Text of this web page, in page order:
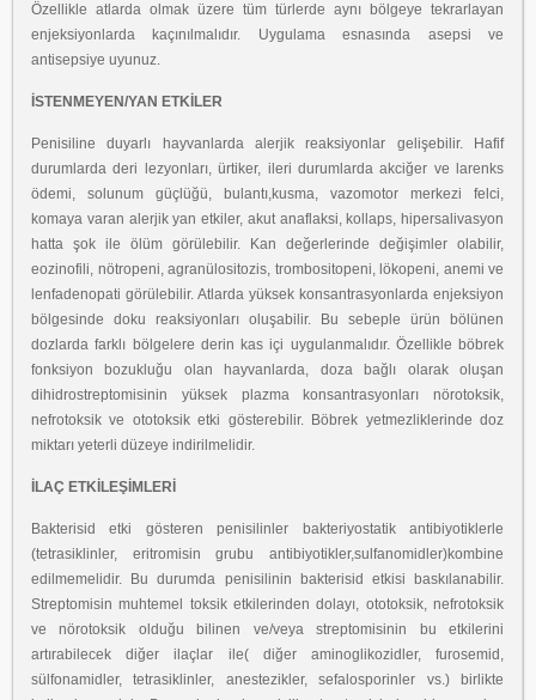
Özellikle atlarda olmak üzere tüm türlerde aynı bölgeye tekrarlayan
enjeksiyonlarda kaçınılmalıdır. Uygulama esnasında asepsi ve
antisepsiye uyunuz.
İSTENMEYEN/YAN ETKİLER
Penisiline duyarlı hayvanlarda alerjik reaksiyonlar gelişebilir. Hafif
durumlarda deri lezyonları, ürtiker, ileri durumlarda akciğer ve larenks
ödemi, solunum güçlüğü, bulantı,kusma, vazomotor merkezi felci,
komaya varan alerjik yan etkiler, akut anaflaksi, kollaps, hipersalivasyon
hatta şok ile ölüm görülebilir. Kan değerlerinde değişimler olabilir,
eozinofili, nötropeni, agranülositozis, trombositopeni, lökopeni, anemi ve
lenfadenopati görülebilir. Atlarda yüksek konsantrasyonlarda enjeksiyon
bölgesinde doku reaksiyonları oluşabilir. Bu sebeple ürün bölünen
dozlarda farklı bölgelere derin kas içi uygulanmalıdır. Özellikle böbrek
fonksiyon bozukluğu olan hayvanlarda, doza bağlı olarak oluşan
dihidrostreptomisinin yüksek plazma konsantrasyonları nörotoksik,
nefrotoksik ve ototoksik etki gösterebilir. Böbrek yetmezliklerinde doz
miktarı yeterli düzeye indirilmelidir.
İLAÇ ETKİLEŞİMLERİ
Bakterisid etki gösteren penisilinler bakteriyostatik antibiyotiklerle
(tetrasiklinler, eritromisin grubu antibiyotikler,sulfanomidler)kombine
edilmemelidir. Bu durumda penisilinin bakterisid etkisi baskılanabilir.
Streptomisin muhtemel toksik etkilerinden dolayı, ototoksik, nefrotoksik
ve nörotoksik olduğu bilinen ve/veya streptomisinin bu etkilerini
artırabilecek diğer ilaçlar ile( diğer aminoglikozidler, furosemid,
sülfonamidler, tetrasiklinler, anestezikler, sefalosporinler vs.) birlikte